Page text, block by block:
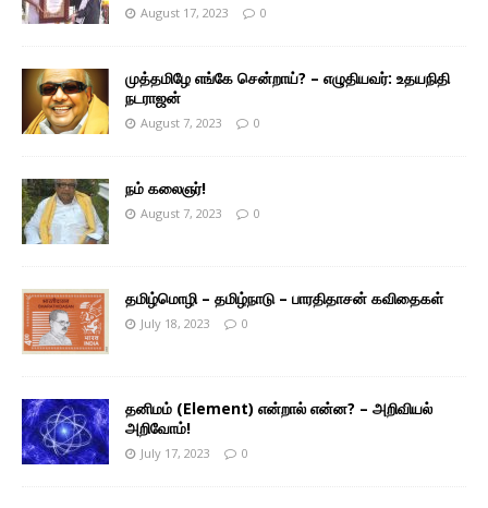
August 17, 2023 0
முத்தமிழே எங்கே சென்றாய்? – எழுதியவர்: உதயநிதி
நடராஜன்
August 7, 2023 0
நம் கலைஞர்!
August 7, 2023 0
தமிழ்மொழி – தமிழ்நாடு – பாரதிதாசன் கவிதைகள்
July 18, 2023 0
தனிமம் (Element) என்றால் என்ன? – அறிவியல்
அறிவோம்!
July 17, 2023 0